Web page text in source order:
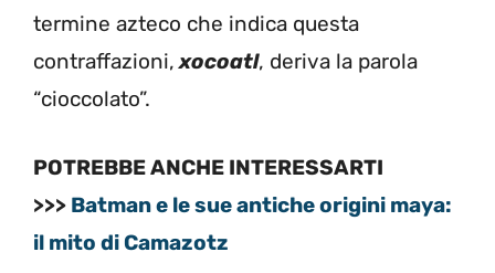
termine azteco che indica questa
contraffazioni, xocoatl, deriva la parola
“cioccolato”.
POTREBBE ANCHE INTERESSARTI
>>> Batman e le sue antiche origini maya:
il mito di Camazotz